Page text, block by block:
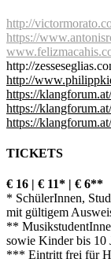
http://
https://
http://
http://
https://
https://
https://
TICKETS
€ 16 | € 11* | € 6**
* SchülerInnen,
mit gültigem
**
sowie Kinder bis 10
*** Eintritt frei für